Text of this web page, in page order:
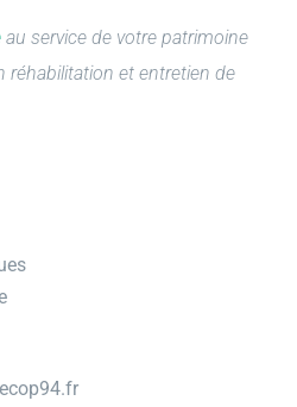
au service de votre patrimoine
réhabilitation et entretien de